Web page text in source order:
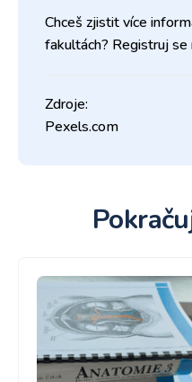
Chceš zjistit více
fakultách? Registruj se
Zdroje:
Pexels.com